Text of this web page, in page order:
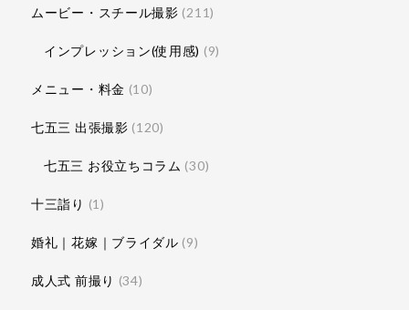
ムービー・スチール撮影 (211)
インプレッション(使用感) (9)
メニュー・料金 (10)
七五三 出張撮影 (120)
七五三 お役立ちコラム (30)
十三詣り (1)
婚礼｜花嫁｜ブライダル (9)
成人式 前撮り (34)